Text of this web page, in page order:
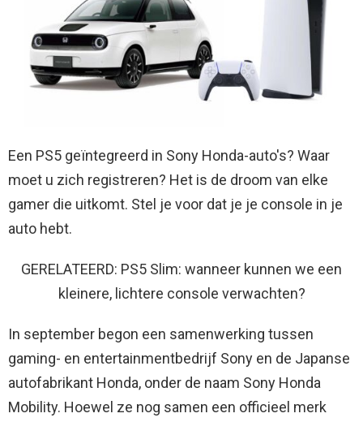
Een PS5 geïntegreerd in Sony Honda-auto's? Waar
moet u zich registreren? Het is de droom van elke
gamer die uitkomt. Stel je voor dat je je console in je
auto hebt.
GERELATEERD: PS5 Slim: wanneer kunnen we een
kleinere, lichtere console verwachten?
In september begon een samenwerking tussen
gaming- en entertainmentbedrijf Sony en de Japanse
autofabrikant Honda, onder de naam Sony Honda
Mobility. Hoewel ze nog samen een officieel merk